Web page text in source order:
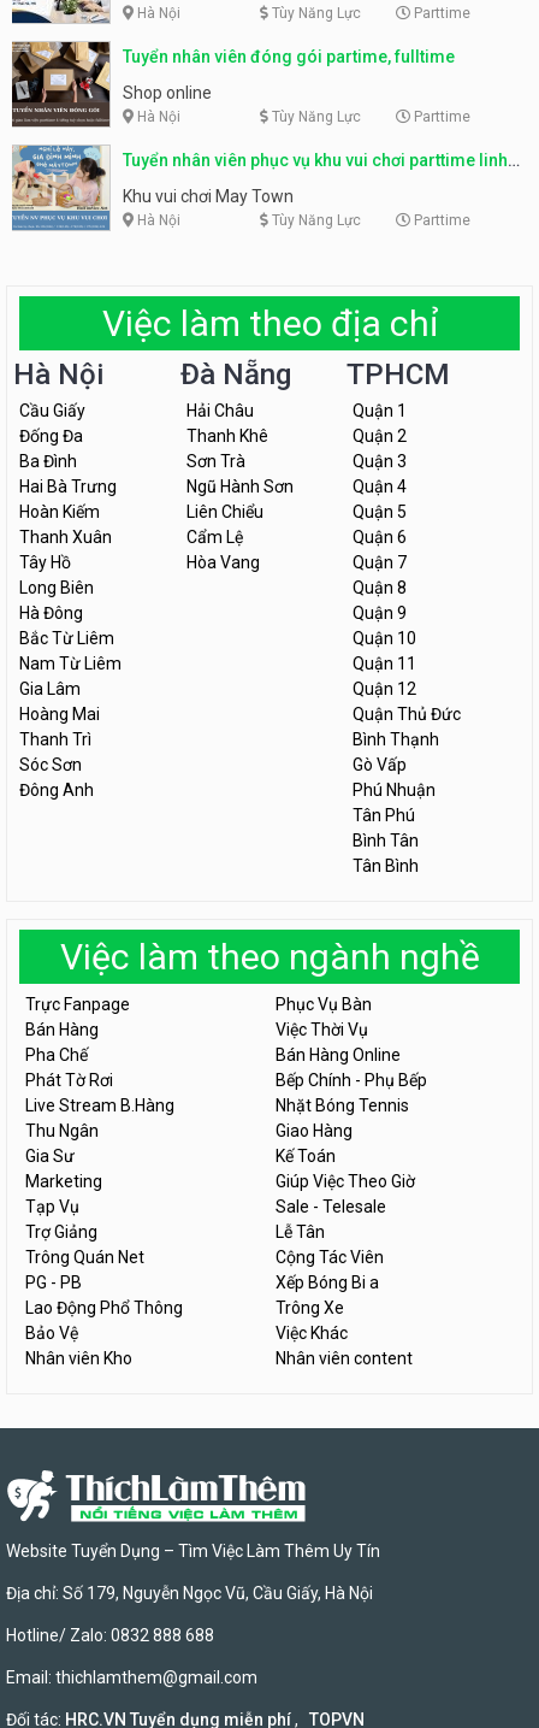
Hà Nội Tùy Năng Lực Parttime
Tuyển nhân viên đóng gói partime, fulltime
Shop online
Hà Nội Tùy Năng Lực Parttime
Tuyển nhân viên phục vụ khu vui chơi parttime linh
động
Khu vui chơi May Town
Hà Nội Tùy Năng Lực Parttime
Việc làm theo địa chỉ
Hà Nội
Cầu Giấy
Đống Đa
Ba Đình
Hai Bà Trưng
Hoàn Kiếm
Thanh Xuân
Tây Hồ
Long Biên
Hà Đông
Bắc Từ Liêm
Nam Từ Liêm
Gia Lâm
Hoàng Mai
Thanh Trì
Sóc Sơn
Đông Anh
Đà Nẵng
Hải Châu
Thanh Khê
Sơn Trà
Ngũ Hành Sơn
Liên Chiểu
Cẩm Lệ
Hòa Vang
TPHCM
Quận 1
Quận 2
Quận 3
Quận 4
Quận 5
Quận 6
Quận 7
Quận 8
Quận 9
Quận 10
Quận 11
Quận 12
Quận Thủ Đức
Bình Thạnh
Gò Vấp
Phú Nhuận
Tân Phú
Bình Tân
Tân Bình
Việc làm theo ngành nghề
Trực Fanpage
Phục Vụ Bàn
Bán Hàng
Việc Thời Vụ
Pha Chế
Bán Hàng Online
Phát Tờ Rơi
Bếp Chính - Phụ Bếp
Live Stream B.Hàng
Nhặt Bóng Tennis
Thu Ngân
Giao Hàng
Gia Sư
Kế Toán
Marketing
Giúp Việc Theo Giờ
Tạp Vụ
Sale - Telesale
Trợ Giảng
Lễ Tân
Trông Quán Net
Cộng Tác Viên
PG - PB
Xếp Bóng Bi a
Lao Động Phổ Thông
Trông Xe
Bảo Vệ
Việc Khác
Nhân viên Kho
Nhân viên content
Website Tuyển Dụng – Tìm Việc Làm Thêm Uy Tín
Địa chỉ: Số 179, Nguyễn Ngọc Vũ, Cầu Giấy, Hà Nội
Hotline/ Zalo: 0832 888 688
Email: thichlamthem@gmail.com
Đối tác: HRC.VN Tuyển dụng miễn phí, TOPVN